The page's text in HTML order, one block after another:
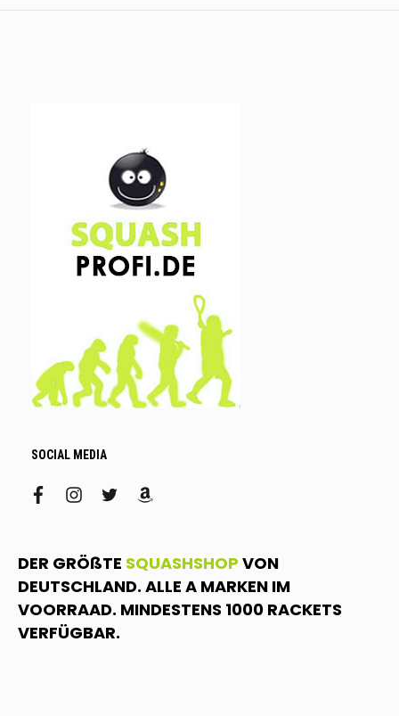
SOCIAL MEDIA
facebookinstagram
twitteramazon
DER GRÖßTE SQUASHSHOP VON
DEUTSCHLAND. ALLE A MARKEN IM
VOORRAAD. MINDESTENS 1000 RACKETS
VERFÜGBAR.